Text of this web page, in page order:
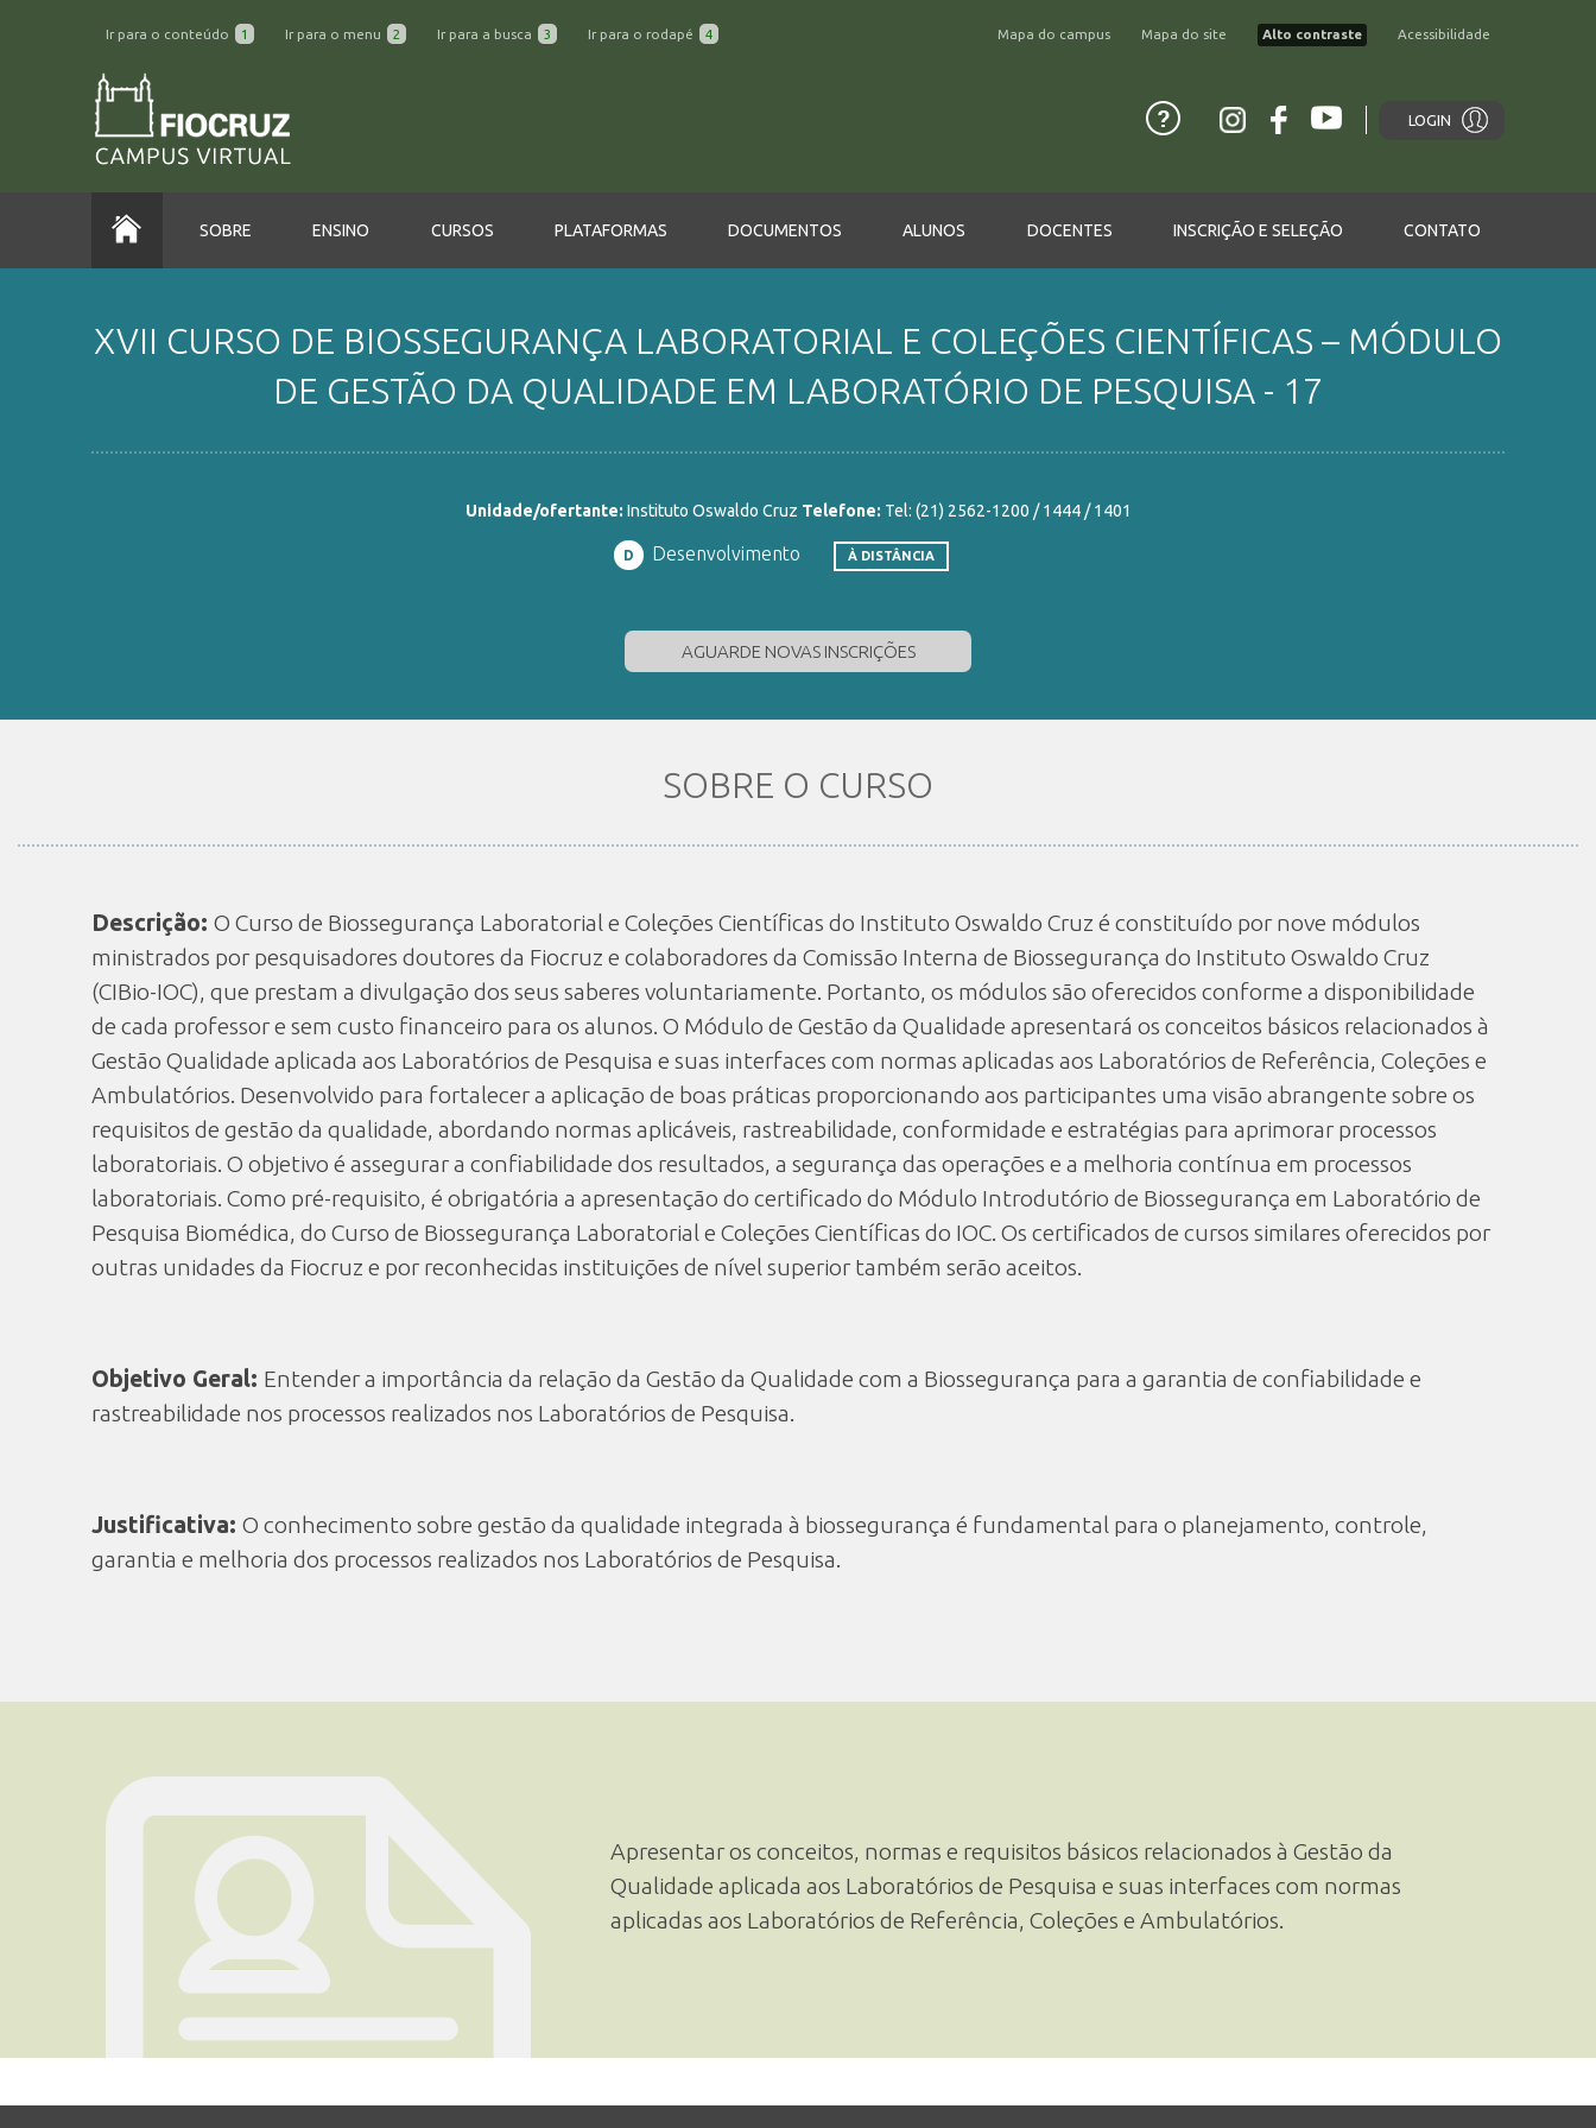
Ir para o conteúdo 1 Ir para o menu 2 Ir para a busca 3 Ir para o rodapé 4 Mapa do campus Mapa do site Alto contraste Acessibilidade
LOGIN
SOBRE ENSINO CURSOS PLATAFORMAS DOCUMENTOS ALUNOS DOCENTES INSCRIÇÃO E SELEÇÃO CONTATO
XVII CURSO DE BIOSSEGURANÇA LABORATORIAL E COLEÇÕES CIENTÍFICAS – MÓDULO
DE GESTÃO DA QUALIDADE EM LABORATÓRIO DE PESQUISA - 17
Unidade/ofertante: Instituto Oswaldo Cruz Telefone: Tel: (21) 2562-1200 / 1444 / 1401
D Desenvolvimento À DISTÂNCIA
AGUARDE NOVAS INSCRIÇÕES
SOBRE O CURSO
Descrição: O Curso de Biossegurança Laboratorial e Coleções Científicas do Instituto Oswaldo Cruz é constituído por nove módulos
ministrados por pesquisadores doutores da Fiocruz e colaboradores da Comissão Interna de Biossegurança do Instituto Oswaldo Cruz
(CIBio-IOC), que prestam a divulgação dos seus saberes voluntariamente. Portanto, os módulos são oferecidos conforme a disponibilidade
de cada professor e sem custo financeiro para os alunos. O Módulo de Gestão da Qualidade apresentará os conceitos básicos relacionados à
Gestão Qualidade aplicada aos Laboratórios de Pesquisa e suas interfaces com normas aplicadas aos Laboratórios de Referência, Coleções e
Ambulatórios. Desenvolvido para fortalecer a aplicação de boas práticas proporcionando aos participantes uma visão abrangente sobre os
requisitos de gestão da qualidade, abordando normas aplicáveis, rastreabilidade, conformidade e estratégias para aprimorar processos
laboratoriais. O objetivo é assegurar a confiabilidade dos resultados, a segurança das operações e a melhoria contínua em processos
laboratoriais. Como pré-requisito, é obrigatória a apresentação do certificado do Módulo Introdutório de Biossegurança em Laboratório de
Pesquisa Biomédica, do Curso de Biossegurança Laboratorial e Coleções Científicas do IOC. Os certificados de cursos similares oferecidos por
outras unidades da Fiocruz e por reconhecidas instituições de nível superior também serão aceitos.
Objetivo Geral: Entender a importância da relação da Gestão da Qualidade com a Biossegurança para a garantia de confiabilidade e
rastreabilidade nos processos realizados nos Laboratórios de Pesquisa.
Justificativa: O conhecimento sobre gestão da qualidade integrada à biossegurança é fundamental para o planejamento, controle,
garantia e melhoria dos processos realizados nos Laboratórios de Pesquisa.
Apresentar os conceitos, normas e requisitos básicos relacionados à Gestão da
Qualidade aplicada aos Laboratórios de Pesquisa e suas interfaces com normas
aplicadas aos Laboratórios de Referência, Coleções e Ambulatórios.